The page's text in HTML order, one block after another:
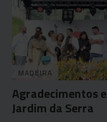
MADEIRA
Agradecimentos
Jardim da Serra